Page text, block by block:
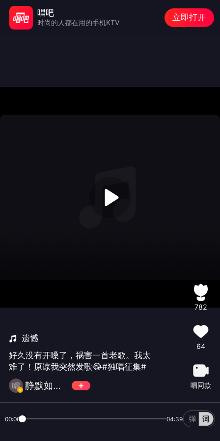
遗憾
好久没有开嗓了，祸害一首老歌。我太
难了！原谅我突然发歌😂#独唱征集#
静默如初🐠🐠
782
64
唱同款
00:00 04:39
唱吧
时尚的人都在用的手机KTV
立即打开